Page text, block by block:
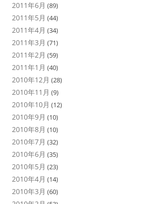
2011年6月 (89)
2011年5月 (44)
2011年4月 (34)
2011年3月 (71)
2011年2月 (59)
2011年1月 (40)
2010年12月 (28)
2010年11月 (9)
2010年10月 (12)
2010年9月 (10)
2010年8月 (10)
2010年7月 (32)
2010年6月 (35)
2010年5月 (23)
2010年4月 (14)
2010年3月 (60)